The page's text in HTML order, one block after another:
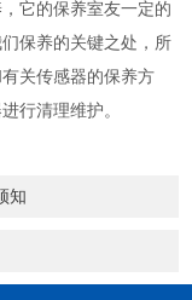
它的保养室友一定的
保养的关键之处，所
关传感器的保养方
行清理维护。
知